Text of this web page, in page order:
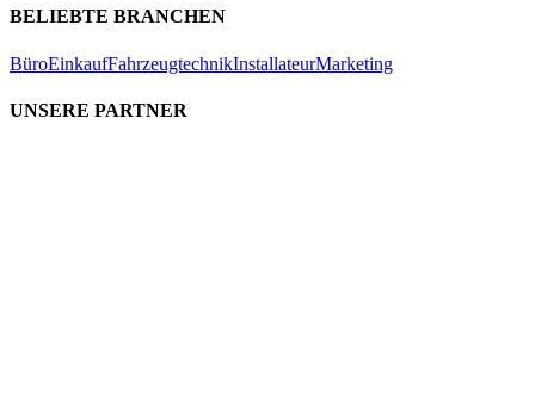
BELIEBTE BRANCHEN
BüroEinkaufFahrzeugtechnikInstallateurMarketing
UNSERE PARTNER